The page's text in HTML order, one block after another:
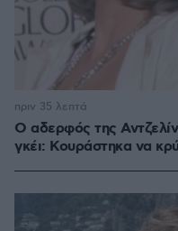
Ο αδερφός της
γκέι: Κουράστηκα να
πριν 35 λεπτά